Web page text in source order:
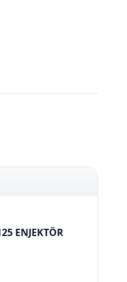
ENJEKTÖR